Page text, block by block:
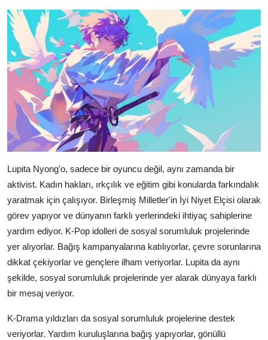
Lupita Nyong'o, sadece bir oyuncu değil, aynı zamanda bir
aktivist. Kadın hakları, ırkçılık ve eğitim gibi konularda farkındalık
yaratmak için çalışıyor. Birleşmiş Milletler'in İyi Niyet Elçisi olarak
görev yapıyor ve dünyanın farklı yerlerindeki ihtiyaç sahiplerine
yardım ediyor. K-Pop idolleri de sosyal sorumluluk projelerinde
yer alıyorlar. Bağış kampanyalarına katılıyorlar, çevre sorunlarına
dikkat çekiyorlar ve gençlere ilham veriyorlar. Lupita da aynı
şekilde, sosyal sorumluluk projelerinde yer alarak dünyaya farklı
bir mesaj veriyor.
K-Drama yıldızları da sosyal sorumluluk projelerine destek
veriyorlar. Yardım kuruluşlarına bağış yapıyorlar, gönüllü